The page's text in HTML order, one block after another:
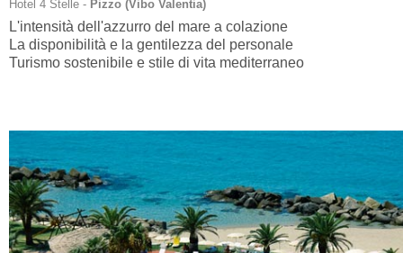
Hotel 4 Stelle - Pizzo (Vibo Valentia)
L'intensità dell'azzurro del mare a colazione
La disponibilità e la gentilezza del personale
Turismo sostenibile e stile di vita mediterraneo